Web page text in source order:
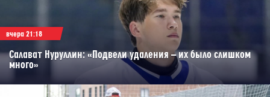
вчера 21:18
Салават Нуруллин: «Подвели удаления – их было слишком
много»